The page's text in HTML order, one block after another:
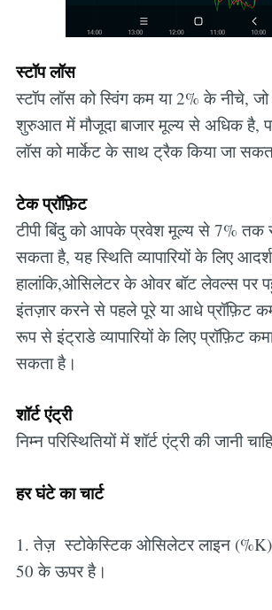
स्टॉप लॉस
स्टॉप लॉस को स्विंग कम या 2% के नीचे, जो
शुरुआत में मौजूदा बाजार मूल्य से अधिक है,
लॉस को मार्केट के साथ ट्रैक किया जा
टेक प्रॉफ़िट
टीपी बिंदु को आपके प्रवेश मूल्य से 7% तक
सकता है, यह स्थिति व्यापारियों के लिए
हालांकि,ओसिलेटर के ओवर बॉट लेवल्स पर
इंतज़ार करने से पहले पूरे या आधे प्रॉफ़िट
रूप से इंट्राडे व्यापारियों के लिए प्रॉफ़िट
सकता है।
शॉर्ट एंट्री
निम्न परिस्थितियों में शॉर्ट एंट्री की जानी
हर घंटे का चार्ट
1. तेज़ स्टोकेस्टिक ओसिलेटर लाइन
50 के ऊपर है।